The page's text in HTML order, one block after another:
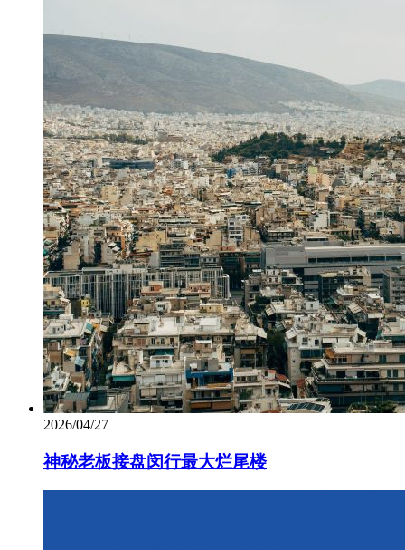
2026/04/27
神秘老板接盘闵行最大烂尾楼